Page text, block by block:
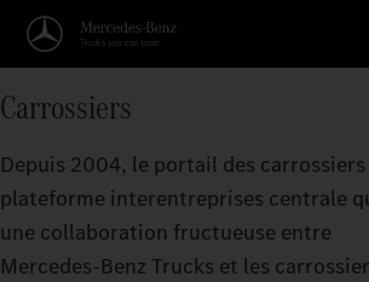
Carrossiers
Depuis 2004, le portail des
plateforme interentreprises centrale
une collaboration fructueuse entre
Mercedes‑Benz Trucks et les